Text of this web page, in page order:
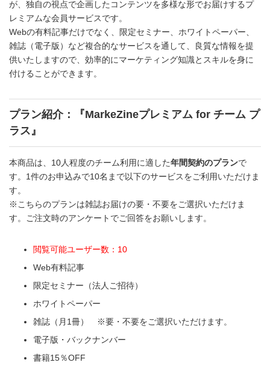
が、独自の視点で企画したコンテンツを多様な形でお届けするプ
レミアムな会員サービスです。
Webの有料記事だけでなく、限定セミナー、ホワイトペーパー、
雑誌（電子版）など複合的なサービスを通して、良質な情報を提
供いたしますので、効率的にマーケティング知識とスキルを身に
付けることができます。
プラン紹介：『MarkeZineプレミアム for チーム プ
ラス』
本商品は、10人程度のチーム利用に適した年間契約のプランで
す。1件のお申込みで10名まで以下のサービスをご利用いただけま
す。
※こちらのプランは雑誌お届けの要・不要をご選択いただけま
す。ご注文時のアンケートでご回答をお願いします。
閲覧可能ユーザー数：10
Web有料記事
限定セミナー（法人ご招待）
ホワイトペーパー
雑誌（月1冊） ※要・不要をご選択いただけます。
電子版・バックナンバー
書籍15％OFF